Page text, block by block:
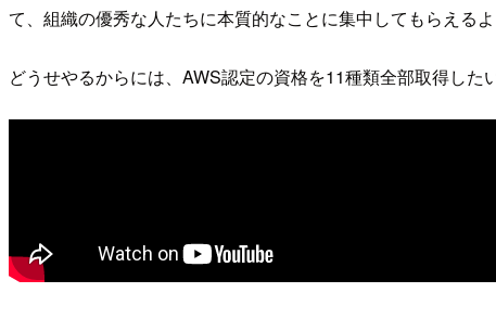
て、組織の優秀な人たちに本質的なことに集中してもらえる
どうせやるからには、AWS認定の資格を11種類全部取得し